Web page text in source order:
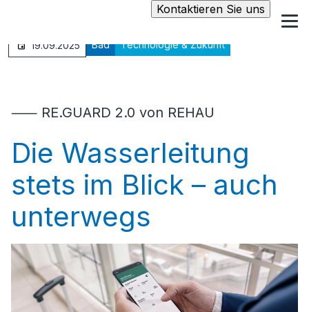
Kontaktieren Sie uns
19.09.2025 Bad Technologie & Zukunft
⸺ RE.GUARD 2.0 von REHAU
Die Wasserleitung
stets im Blick – auch
unterwegs